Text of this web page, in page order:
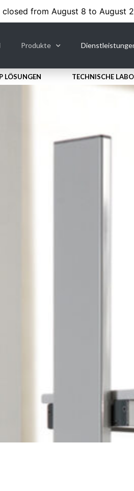
closed from August 8 to August
Produkte
LÖSUNGEN TECHNISCHE